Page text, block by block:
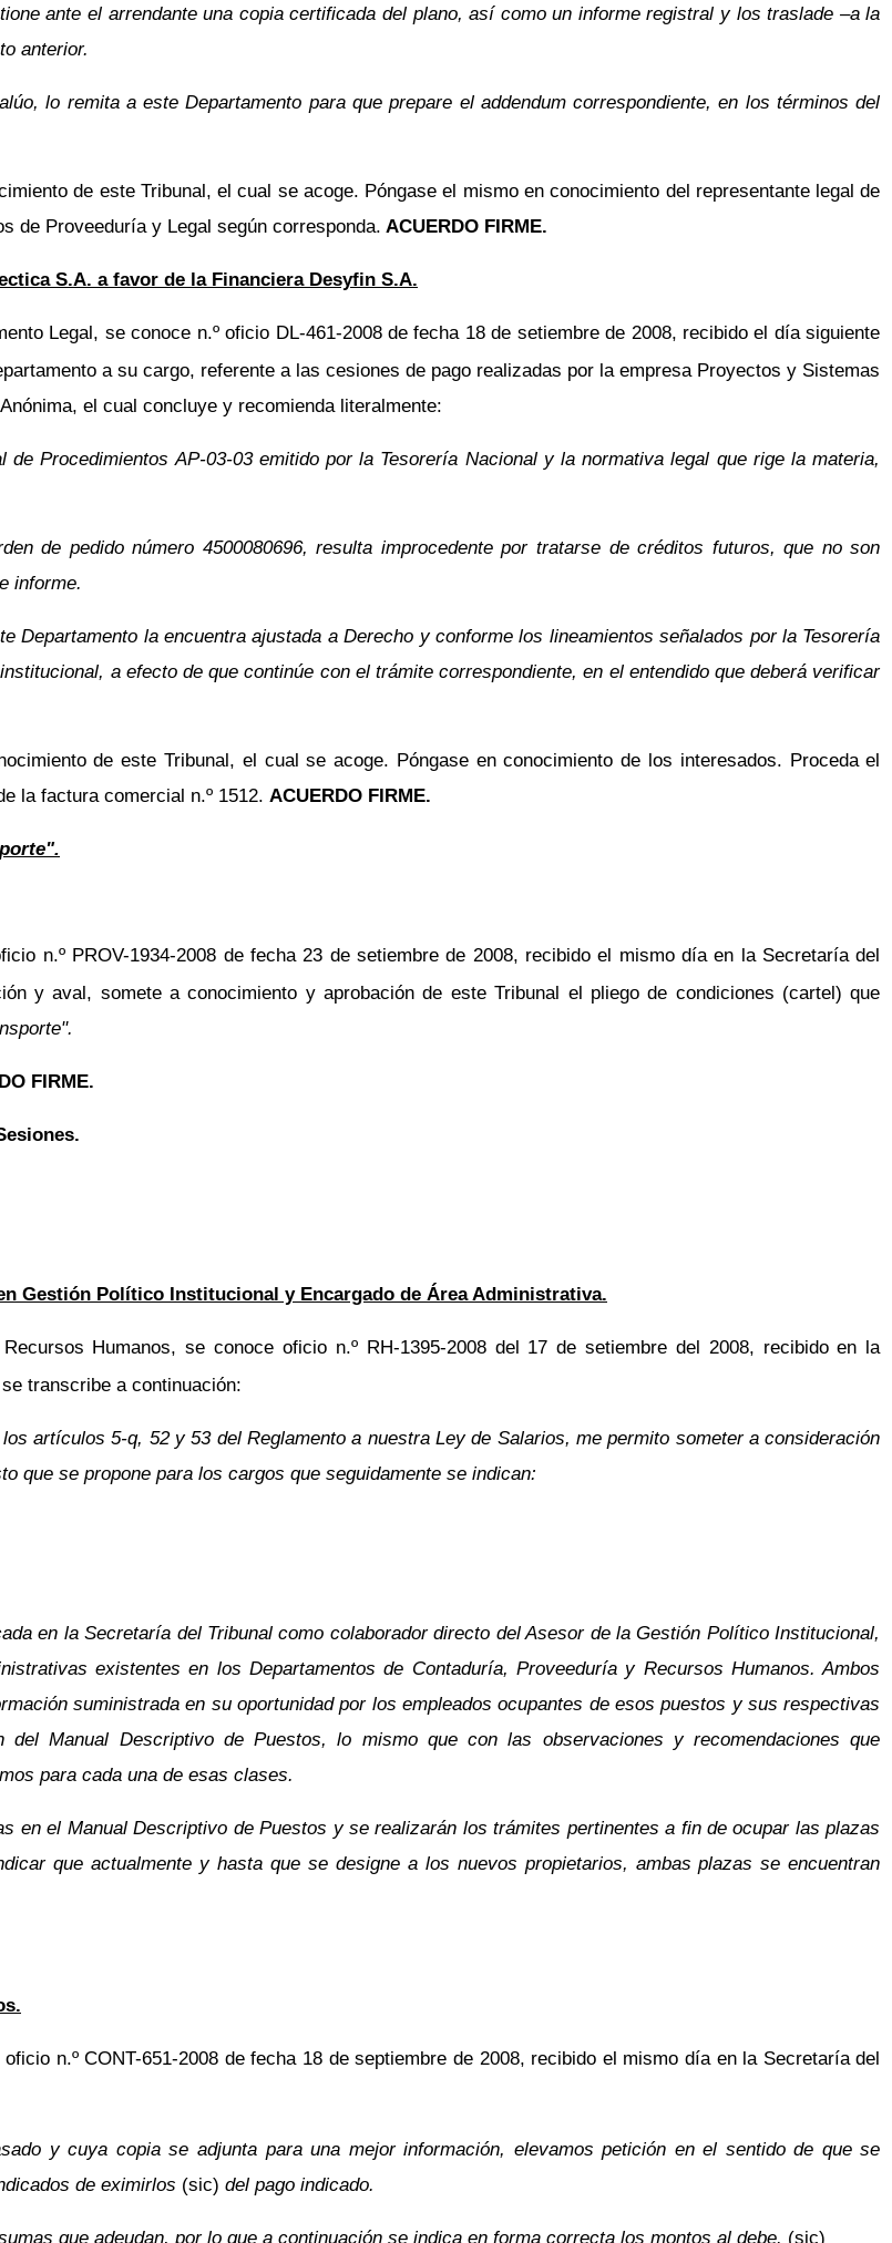
ante el arrendante una copia certificada del plano, así como un informe registral y los traslade –a la
anterior.
lo remita a este Departamento para que prepare el addendum correspondiente, en los términos del
de este Tribunal, el cual se acoge. Póngase el mismo en conocimiento del representante legal de
de Proveeduría y Legal según corresponda. ACUERDO FIRME.
S.A. a favor de la Financiera Desyfin S.A.
Legal, se conoce n.º oficio DL-461-2008 de fecha 18 de setiembre de 2008, recibido el día siguiente
a su cargo, referente a las cesiones de pago realizadas por la empresa Proyectos y Sistemas
el cual concluye y recomienda literalmente:
Procedimientos AP-03-03 emitido por la Tesorería Nacional y la normativa legal que rige la materia,
de pedido número 4500080696, resulta improcedente por tratarse de créditos futuros, que no son
informe.
Departamento la encuentra ajustada a Derecho y conforme los lineamientos señalados por la Tesorería
a efecto de que continúe con el trámite correspondiente, en el entendido que deberá verificar
de este Tribunal, el cual se acoge. Póngase en conocimiento de los interesados. Proceda el
la factura comercial n.º 1512. ACUERDO FIRME.
n.º PROV-1934-2008 de fecha 23 de setiembre de 2008, recibido el mismo día en la Secretaría del
y aval, somete a conocimiento y aprobación de este Tribunal el pliego de condiciones (cartel) que
FIRME.
Gestión Político Institucional y Encargado de Área Administrativa.
Humanos, se conoce oficio n.º RH-1395-2008 del 17 de setiembre del 2008, recibido en la
transcribe a continuación:
artículos 5-q, 52 y 53 del Reglamento a nuestra Ley de Salarios, me permito someter a consideración
que se propone para los cargos que seguidamente se indican:
en la Secretaría del Tribunal como colaborador directo del Asesor de la Gestión Político Institucional,
existentes en los Departamentos de Contaduría, Proveeduría y Recursos Humanos. Ambos
suministrada en su oportunidad por los empleados ocupantes de esos puestos y sus respectivas
Manual Descriptivo de Puestos, lo mismo que con las observaciones y recomendaciones que
para cada una de esas clases.
en el Manual Descriptivo de Puestos y se realizarán los trámites pertinentes a fin de ocupar las plazas
que actualmente y hasta que se designe a los nuevos propietarios, ambas plazas se encuentran
n.º CONT-651-2008 de fecha 18 de septiembre de 2008, recibido el mismo día en la Secretaría del
y cuya copia se adjunta para una mejor información, elevamos petición en el sentido de que se
de eximirlos (sic) del pago indicado.
que adeudan, por lo que a continuación se indica en forma correcta los montos al debe. (sic)